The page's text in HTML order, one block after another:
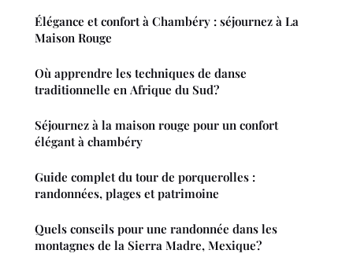
Élégance et confort à Chambéry : séjournez à La
Maison Rouge
Où apprendre les techniques de danse
traditionnelle en Afrique du Sud?
Séjournez à la maison rouge pour un confort
élégant à chambéry
Guide complet du tour de porquerolles :
randonnées, plages et patrimoine
Quels conseils pour une randonnée dans les
montagnes de la Sierra Madre, Mexique?